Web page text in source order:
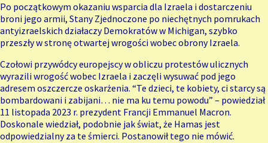
Po początkowym okazaniu wsparcia dla Izraela i dostarczeniu
broni jego armii, Stany Zjednoczone po niechętnych pomrukach
antyizraelskich działaczy Demokratów w Michigan, szybko
przeszły w stronę otwartej wrogości wobec obrony Izraela.
Czołowi przywódcy europejscy w obliczu protestów ulicznych
wyrazili wrogość wobec Izraela i zaczęli wysuwać pod jego
adresem oszczercze oskarżenia. “Te dzieci, te kobiety, ci starcy są
bombardowani i zabijani… nie ma ku temu powodu” – powiedział
11 listopada 2023 r. prezydent Francji Emmanuel Macron.
Doskonale wiedział, podobnie jak świat, że Hamas jest
odpowiedzialny za te śmierci. Postanowił tego nie mówić.